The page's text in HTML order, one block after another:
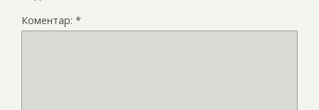
Коментар: *